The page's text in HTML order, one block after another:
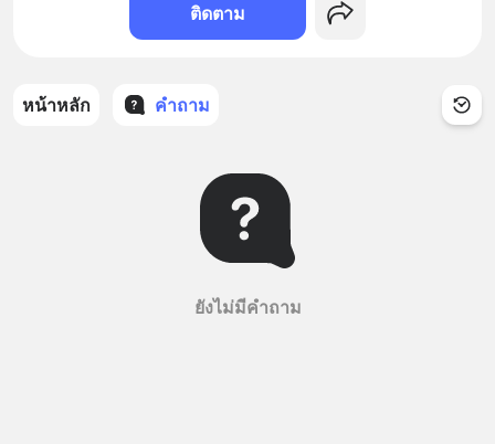
ติดตาม
หน้าหลัก คำถาม
ยังไม่มีคำถาม